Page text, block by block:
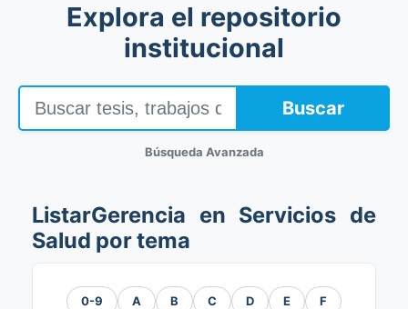
Explora el repositorio
institucional
Buscar
Búsqueda Avanzada
ListarGerencia en Servicios de
Salud por tema
0-9 A B C D E F